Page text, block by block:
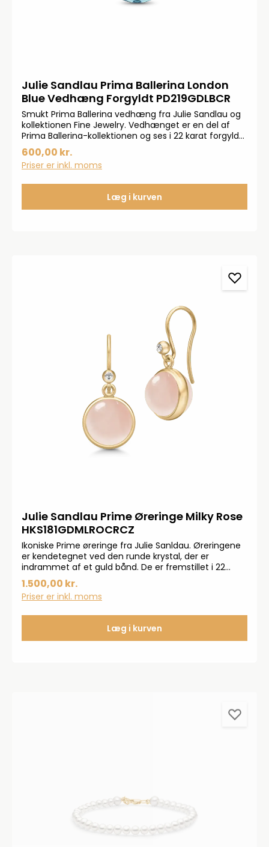
Julie Sandlau Prima Ballerina London
Blue Vedhæng Forgyldt PD219GDLBCR
Smukt Prima Ballerina vedhæng fra Julie Sandlau og
kollektionen Fine Jewelry. Vedhænget er en del af
Prima Ballerina-kollektionen og ses i 22 karat forgyldt
925 sterlingsølv og ses med pear cut krystal. Måler
18,5x10 mm
600,00 kr.
Priser er inkl. moms
Læg i kurven
Julie Sandlau Prime Øreringe Milky Rose
HKS181GDMLROCRCZ
Ikoniske Prime øreringe fra Julie Sanldau. Øreringene
er kendetegnet ved den runde krystal, der er
indrammet af et guld bånd. De er fremstillet i 22
karat forgyldt 925 sterlingsølv.Måler 10 mm i
diameter.
1.500,00 kr.
Priser er inkl. moms
Læg i kurven